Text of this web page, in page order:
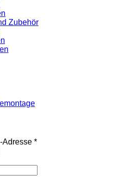
Zubehör
Adresse *